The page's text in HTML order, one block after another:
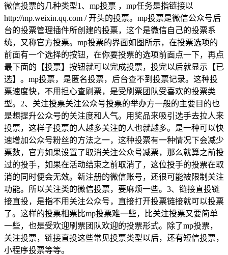
微信投票的几种类型1、mp投票 ，mp任务是指链接以
http://mp.weixin.qq.com / 开头的投票。mp投票是微信公众号后
台的投票管理插件所创建的投票，这个是微信自己的投票系
统，又称官方投票。mp投票的界面如图所示，在投票选项的
前面有一个选择的按钮，在你要投票的选项前面点一下，再点
最下面的【投票】按钮就可以完成投票，投完以后就显示【已
选】。mp投票，是匿名投票，后台查不到投票记录。这种投
票速度快，不用担心查刷票，是受刷票团队受喜欢的投票类
型。2、关注投票关注公众号投票的举办方一般的主要目的也
是想提升公众号的关注度和人气。用奖品来吸引选手去拉人来
投票，这样子投票的人越多关注的人也就越多。是一种可以快
速增加公众号粉丝的方法之一，这种投票有一种情况下会减少
票数，官方如果设置了取消关注公众号减票，那么就算之前投
过的投手，如果在活动结束之前取消了，这位投手的投票在取
消的同时便会无效。新注册的微信账号，还很可能被限制关注
功能。所以关注类的微信投票，要麻烦一些。3、链接直投链
接直投，是指不用关注公众号，直接打开投票链接就可以投票
了。这样的投票相票比mp投票难一些，比关注投票又要简单
一些，也是受欢迎刷票团队欢迎的投票形式。除了mp投票，
关注投票，链接直投这些常见投票类型以后，还有短信投票，
小程序投票等等。